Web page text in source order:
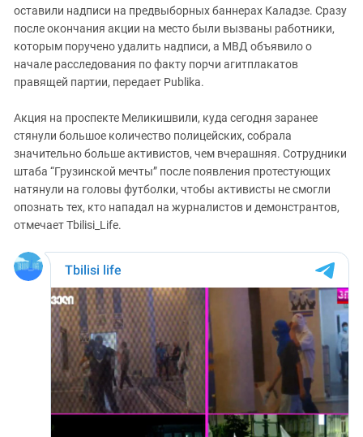
оставили надписи на предвыборных баннерах Каладзе. Сразу
после окончания акции на место были вызваны работники,
которым поручено удалить надписи, а МВД объявило о
начале расследования по факту порчи агитплакатов
правящей партии, передает Publika.
Акция на проспекте Меликишвили, куда сегодня заранее
стянули большое количество полицейских, собрала
значительно больше активистов, чем вчерашняя. Сотрудники
штаба “Грузинской мечты” после появления протестующих
натянули на головы футболки, чтобы активисты не смогли
опознать тех, кто нападал на журналистов и демонстрантов,
отмечает Tbilisi_Life.